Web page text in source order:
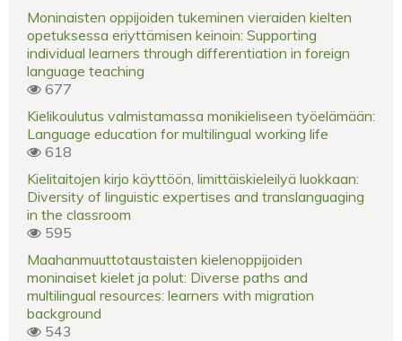
Moninaisten oppijoiden tukeminen vieraiden kielten
opetuksessa eriyttämisen keinoin: Supporting
individual learners through differentiation in foreign
language teaching
677
Kielikoulutus valmistamassa monikieliseen työelämään:
Language education for multilingual working life
618
Kielitaitojen kirjo käyttöön, limittäiskieleilyä luokkaan:
Diversity of linguistic expertises and translanguaging
in the classroom
595
Maahanmuuttotaustaisten kielenoppijoiden
moninaiset kielet ja polut: Diverse paths and
multilingual resources: learners with migration
background
543